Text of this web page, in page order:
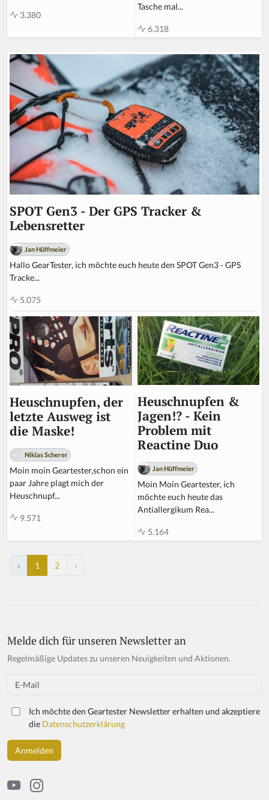
3.380
Tasche mal...
6.318
SPOT Gen3 - Der GPS Tracker &
Lebensretter
Jan Hüffmeier
Hallo GearTester, ich möchte euch heute den SPOT Gen3 - GPS
Tracke...
5.075
Heuschnupfen, der
letzte Ausweg ist
die Maske!
Niklas Scherer
Moin moin Geartester,schon ein
paar Jahre plagt mich der
Heuschnupf...
9.571
Heuschnupfen &
Jagen!? - Kein
Problem mit
Reactine Duo
Jan Hüffmeier
Moin Moin Geartester, ich
möchte euch heute das
Antiallergikum Rea...
5.164
‹ 1 2 ›
If
y
h
a
n,
Melde dich für unseren Newsletter an
Regelmäßige Updates zu unseren Neuigkeiten und Aktionen.
Email
Ich möchte den Geartester Newsletter erhalten und akzeptiere
die Datenschutzerklärung